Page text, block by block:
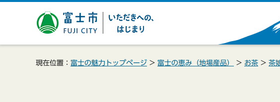
富士市 いただきへの、は
じまり
現在位置： 富士の魅力トップページ > 富士の恵み（地場産品） > お茶 > 茶